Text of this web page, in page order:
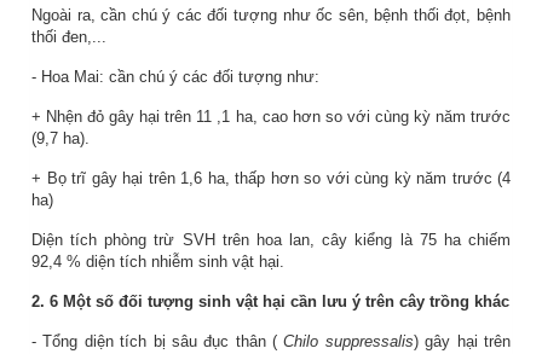
Ngoài ra, cần chú ý các đối tượng như ốc sên, bệnh thối đọt, bệnh
thối đen,...
- Hoa Mai: cần chú ý các đối tượng như:
+ Nhện đỏgây hại trên 11 1 ha, cao hơn so với cùng kỳ năm trước
(9,7 ha)
+ Bọ trĩ gây hại trên 1,6 ha, thấp hơn so với cùng kỳ năm trước (4
ha)
Diện tích phòng trừ SVH trên hoa lan, cây kiểng là 75 ha chiếm
92,4 % diện tích nhiễm sinh vật hại.
2. 6 Một số đối tượng sinh vật hại cần lưu ý trên cây trồng khác
- Tổng diện tích bị sâu đục thân (Chilo suppressalis) gây hại trên